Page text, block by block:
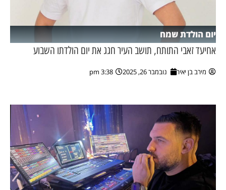
עסקים
יום הולדת שמח
אחיעד זאבי התותח, תושב העיר חגג את יום הולדתו השבוע
מירב בן יאיר נובמבר 26, 2025 3:38 pm